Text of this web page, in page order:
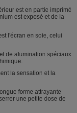
est en partie imprimé
est exposé et de la
l'écran en soie, celui
de alumination spéciaux
la sensation et la
forme attrayante
une petite dose de